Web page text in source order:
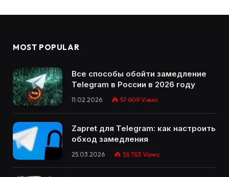
MOST POPULAR
Все способы обойти замедление
Telegram в России в 2026 году
11.02.2026 57 609 Views
Zapret для Telegram: как настроить
обход замедления
25.03.2026 56 763 Views